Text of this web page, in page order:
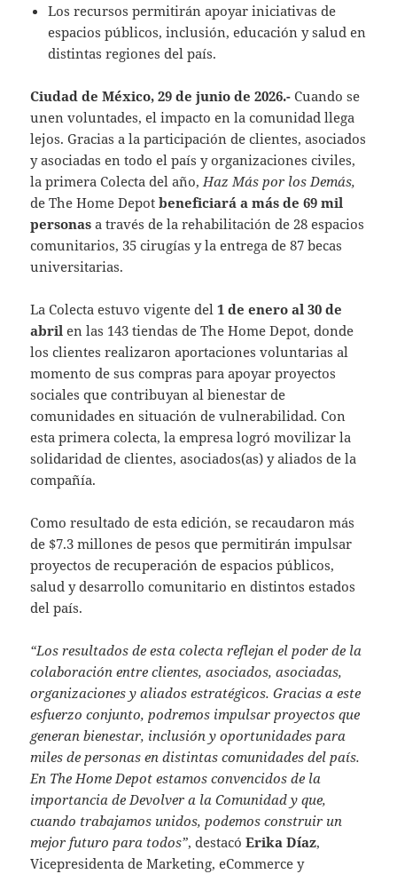
Los recursos permitirán apoyar iniciativas de
espacios públicos, inclusión, educación y salud en
distintas regiones del país.
Ciudad de México, 29 de junio de 2026.- Cuando se
unen voluntades, el impacto en la comunidad llega
lejos. Gracias a la participación de clientes, asociados
y asociadas en todo el país y organizaciones civiles,
la primera Colecta del año, Haz Más por los Demás,
de The Home Depotbeneficiará a más de 69 mil
personasa través de la rehabilitación de 28 espacios
comunitarios, 35 cirugías y la entrega de 87 becas
universitarias.
La Colecta estuvo vigente del1 de enero al 30 de
abrilen las 143 tiendas de The Home Depot, donde
los clientes realizaron aportaciones voluntarias al
momento de sus compras para apoyar proyectos
sociales que contribuyan al bienestar de
comunidades en situación de vulnerabilidad. Con
esta primera colecta, la empresa logró movilizar la
solidaridad de clientes, asociados(as) y aliados de la
compañía.
Como resultado de esta edición, se recaudaron más
de $7.3 millones de pesos que permitirán impulsar
proyectos de recuperación de espacios públicos,
salud y desarrollo comunitario en distintos estados
del país.
“Los resultados de esta colecta reflejan el poder de la
colaboración entre clientes, asociados, asociadas,
organizaciones y aliados estratégicos. Gracias a este
esfuerzo conjunto, podremos impulsar proyectos que
generan bienestar, inclusión y oportunidades para
miles de personas en distintas comunidades del país.
En The Home Depot estamos convencidos de la
importancia de Devolver a la Comunidad y que,
cuando trabajamos unidos, podemos construir un
mejor futuro para todos”, destacóErika Díaz,
Vicepresidenta de Marketing, eCommerce y